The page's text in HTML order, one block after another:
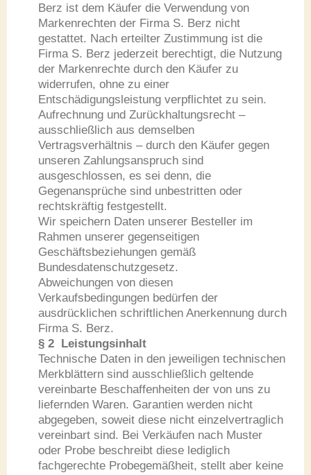
Berz ist dem Käufer die Verwendung von
Markenrechten der Firma S. Berz nicht
gestattet. Nach erteilter Zustimmung ist die
Firma S. Berz jederzeit berechtigt, die Nutzung
der Markenrechte durch den Käufer zu
widerrufen, ohne zu einer
Entschädigungsleistung verpflichtet zu sein.
Aufrechnung und Zurückhaltungsrecht –
ausschließlich aus demselben
Vertragsverhältnis – durch den Käufer gegen
unseren Zahlungsanspruch sind
ausgeschlossen, es sei denn, die
Gegenansprüche sind unbestritten oder
rechtskräftig festgestellt.
Wir speichern Daten unserer Besteller im
Rahmen unserer gegenseitigen
Geschäftsbeziehungen gemäß
Bundesdatenschutzgesetz.
Abweichungen von diesen
Verkaufsbedingungen bedürfen der
ausdrücklichen schriftlichen Anerkennung durch
Firma S. Berz.
§ 2 Leistungsinhalt
Technische Daten in den jeweiligen technischen
Merkblättern sind ausschließlich geltende
vereinbarte Beschaffenheiten der von uns zu
liefernden Waren. Garantien werden nicht
abgegeben, soweit diese nicht einzelvertraglich
vereinbart sind. Bei Verkäufen nach Muster
oder Probe beschreibt diese lediglich
fachgerechte Probegemäßheit, stellt aber keine